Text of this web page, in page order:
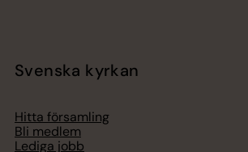
Svenska kyrkan
Hitta församling
Bli medlem
Lediga jobb